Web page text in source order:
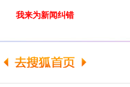
我来为新闻纠错